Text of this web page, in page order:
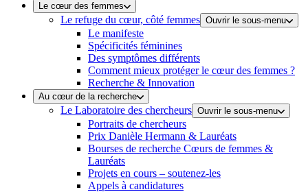
Le cœur des femmes
Le refuge du cœur, côté femmes Ouvrir le sous-menu
Le manifeste
Spécificités féminines
Des symptômes différents
Comment mieux protéger le cœur des femmes ?
Recherche & Innovation
Au cœur de la recherche
Le Laboratoire des chercheurs Ouvrir le sous-menu
Portraits de chercheurs
Prix Danièle Hermann & Lauréats
Bourses de recherche Cœurs de femmes &
Lauréats
Projets en cours – soutenez-les
Appels à candidatures